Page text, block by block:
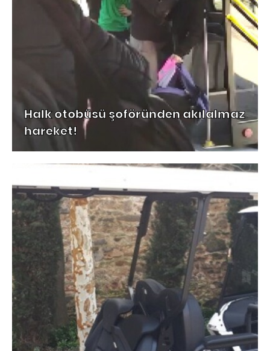
Halk otobüsü şoföründen akılalmaz
hareket!